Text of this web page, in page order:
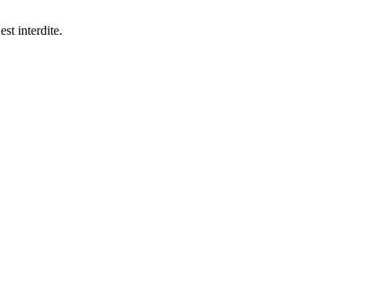
interdite.